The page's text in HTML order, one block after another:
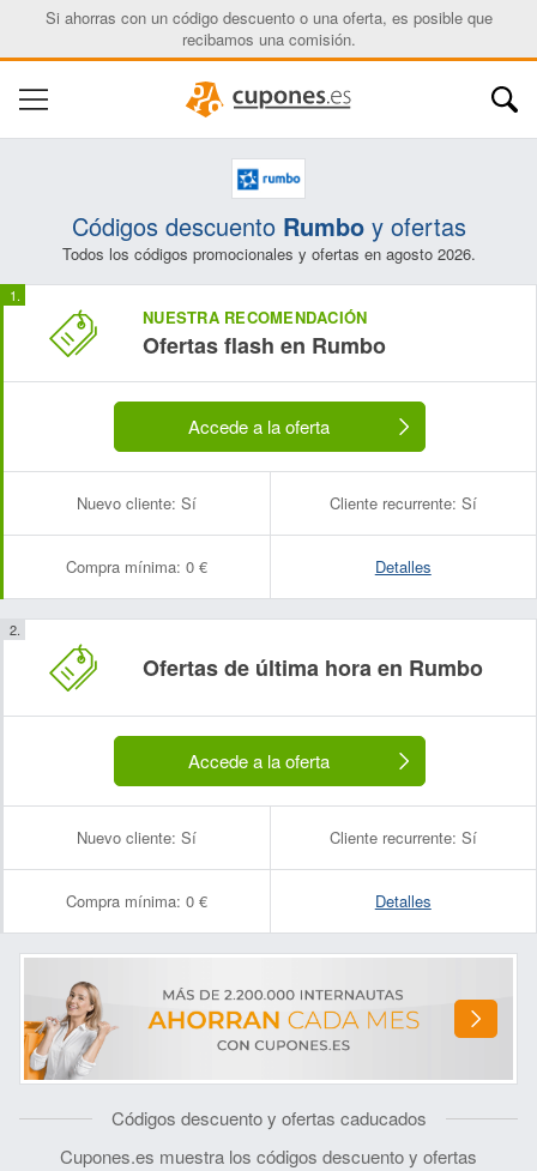
Si ahorras con un código descuento o una oferta, es posible que
recibamos una comisión.
Códigos descuento Rumboy ofertas
Todos los códigos promocionales y ofertas en agosto 2026.
NUESTRA RECOMENDACIÓN
Ofertas flash en Rumbo
Accede a la oferta
Nuevo cliente: Sí Cliente recurrente: Sí
Compra mínima: 0 € Detalles
Ofertas de última hora en Rumbo
Accede a la oferta
Nuevo cliente: Sí Cliente recurrente: Sí
Compra mínima: 0 € Detalles
Códigos descuento y ofertas caducados
Cupones.es muestra los códigos descuento y ofertas